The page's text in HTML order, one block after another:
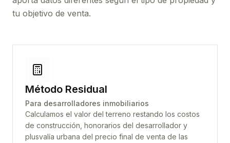
tu objetivo de venta.
Método Residual
Para desarrolladores inmobiliarios
Calculamos el valor del terreno restando los costos
de construcción, honorarios del desarrollador y
plusvalía urbana del precio final de venta de las